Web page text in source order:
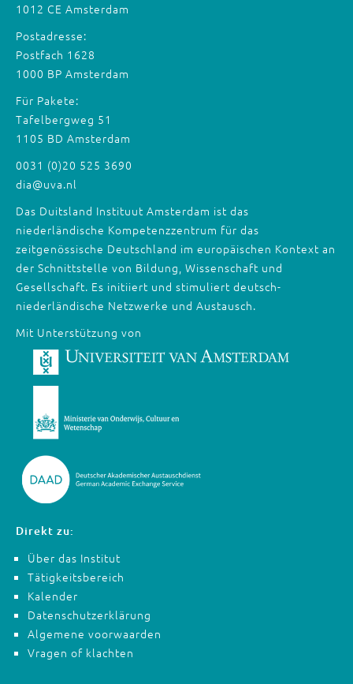
1012 CE Amsterdam
Postadresse:
Postfach 1628
1000 BP Amsterdam
Für Pakete:
Tafelbergweg 51
1105 BD Amsterdam
0031 (0)20 525 3690
dia@uva.nl
Das Duitsland Instituut Amsterdam ist das
niederländische Kompetenzzentrum für das
zeitgenössische Deutschland im europäischen Kontext an
der Schnittstelle von Bildung, Wissenschaft und
Gesellschaft. Es initiiert und stimuliert deutsch-
niederländische Netzwerke und Austausch.
Mit Unterstützung von
Direkt zu:
Über das Institut
Tätigkeitsbereich
Kalender
Datenschutzerklärung
Algemene voorwaarden
Vragen of klachten